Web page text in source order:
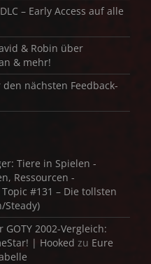
– Early Access auf alle
& Robin über
& mehr!
nächsten Feedback-
Tiere in Spielen -
Ressourcen -
#131 – Die tollsten
Steady)
GOTY 2002-Vergleich:
| Hooked zu Eure